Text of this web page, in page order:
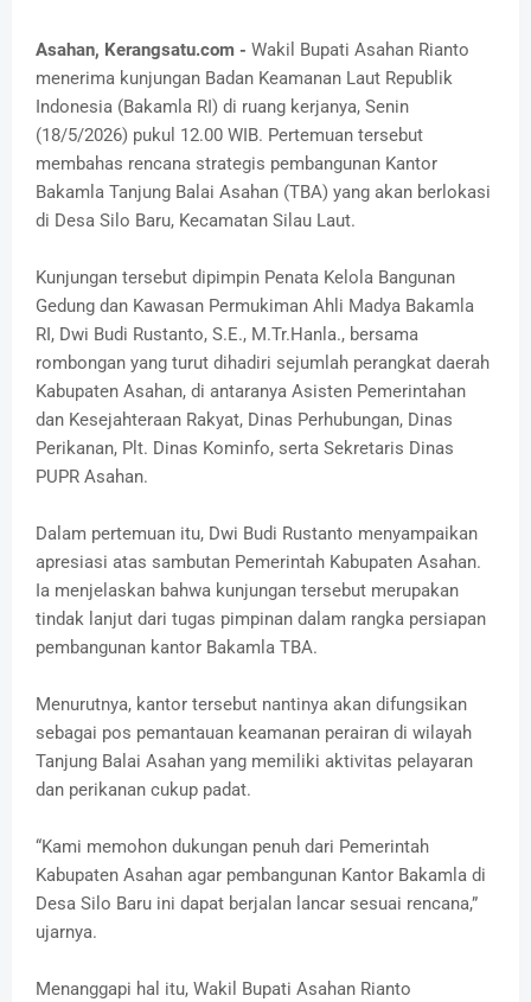
Asahan, Kerangsatu.com - Wakil Bupati Asahan Rianto
menerima kunjungan Badan Keamanan Laut Republik
Indonesia (Bakamla RI) di ruang kerjanya, Senin
(18/5/2026) pukul 12.00 WIB. Pertemuan tersebut
membahas rencana strategis pembangunan Kantor
Bakamla Tanjung Balai Asahan (TBA) yang akan berlokasi
di Desa Silo Baru, Kecamatan Silau Laut.
Kunjungan tersebut dipimpin Penata Kelola Bangunan
Gedung dan Kawasan Permukiman Ahli Madya Bakamla
RI, Dwi Budi Rustanto, S.E., M.Tr.Hanla., bersama
rombongan yang turut dihadiri sejumlah perangkat daerah
Kabupaten Asahan, di antaranya Asisten Pemerintahan
dan Kesejahteraan Rakyat, Dinas Perhubungan, Dinas
Perikanan, Plt. Dinas Kominfo, serta Sekretaris Dinas
PUPR Asahan.
Dalam pertemuan itu, Dwi Budi Rustanto menyampaikan
apresiasi atas sambutan Pemerintah Kabupaten Asahan.
Ia menjelaskan bahwa kunjungan tersebut merupakan
tindak lanjut dari tugas pimpinan dalam rangka persiapan
pembangunan kantor Bakamla TBA.
Menurutnya, kantor tersebut nantinya akan difungsikan
sebagai pos pemantauan keamanan perairan di wilayah
Tanjung Balai Asahan yang memiliki aktivitas pelayaran
dan perikanan cukup padat.
“Kami memohon dukungan penuh dari Pemerintah
Kabupaten Asahan agar pembangunan Kantor Bakamla di
Desa Silo Baru ini dapat berjalan lancar sesuai rencana,”
ujarnya.
Menanggapi hal itu, Wakil Bupati Asahan Rianto